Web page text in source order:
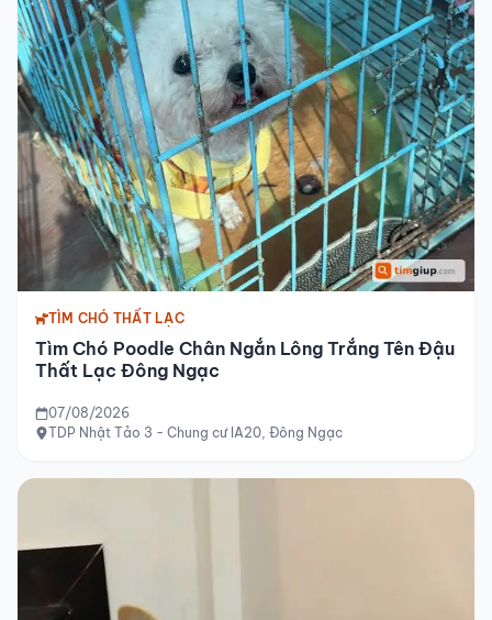
TÌM CHÓ THẤT LẠC
Tìm Chó Poodle Chân Ngắn Lông Trắng Tên Đậu
Thất Lạc Đông Ngạc
07/08/2026
TDP Nhật Tảo 3 - Chung cư IA20, Đông Ngạc